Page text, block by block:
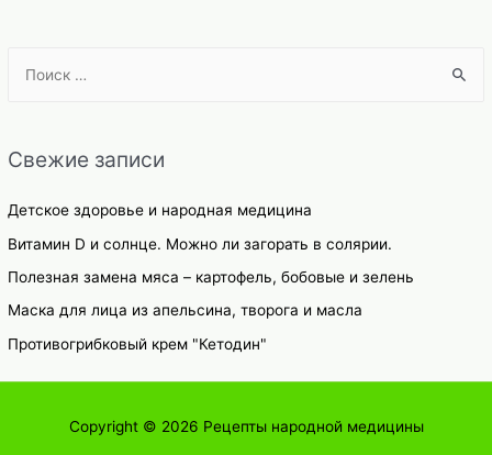
r
h
f
o
Свежие записи
Детское здоровье и народная медицина
Витамин D и солнце. Можно ли загорать в солярии.
Полезная замена мяса – картофель, бобовые и зелень
Маска для лица из апельсина, творога и масла
Противогрибковый крем "Кетодин"
Copyright © 2026 Рецепты народной медицины